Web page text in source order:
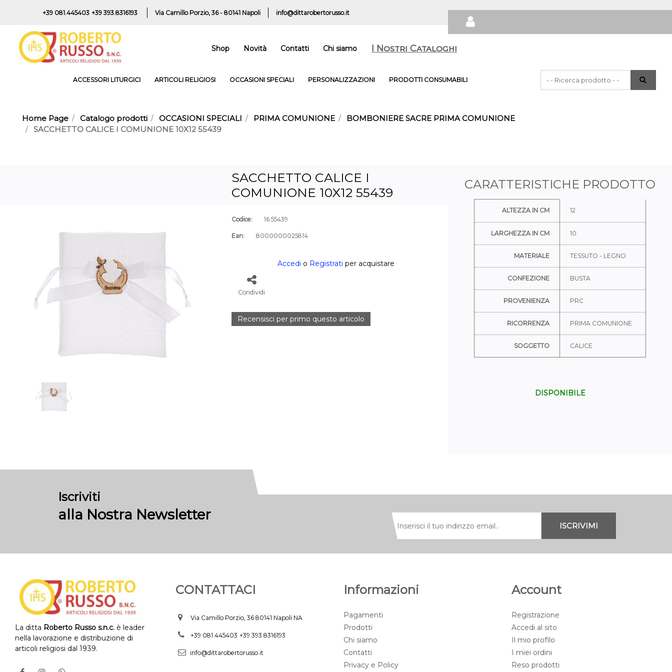
+39 081.445403 +39 393.8316193 Via Camillo Porzio, 36 - 80141 Napoli info@dittarobertorusso.it
Shop Novità Contatti Chi siamo I Nostri Cataloghi
ACCESSORI LITURGICI ARTICOLI RELIGIOSI OCCASIONI SPECIALI PERSONALIZZAZIONI PRODOTTI CONSUMABILI
La modifica di un filtro aggiorna
Home Page Catalogo prodotti OCCASIONI SPECIALI PRIMA COMUNIONE
BOMBONIERE SACRE PRIMA COMUNIONE
SACCHETTO CALICE I COMUNIONE 10X12 55439
SACCHETTO CALICE I
COMUNIONE 10X12 55439
Codice: 16.55439
Ean: 8000000025814
Accedi o Registrati per acquistare
Condividi
Recensisci per primo questo articolo
CARATTERISTICHE PRODOTTO
ALTEZZA IN CM 12
LARGHEZZA IN CM 10
MATERIALE TESSUTO - LEGNO
CONFEZIONE BUSTA
PROVENIENZA PRC
RICORRENZA PRIMA COMUNIONE
SOGGETTO CALICE
DISPONIBILE
Iscriviti
alla Nostra Newsletter
La ditta Roberto Russo s.n.c. è leader
nella lavorazione e distribuzione di
articoli religiosi dal 1939.
CONTATTACI
Via Camillo Porzio, 36 80141 Napoli NA
+39 081.445403 +39 393.8316193
info@dittarobertorusso.it
Informazioni
Pagamenti
Prodotti
Chi siamo
Contatti
Privacy e Policy
Account
Registrazione
Accedi al sito
Il mio profilo
I miei ordini
Reso prodotti